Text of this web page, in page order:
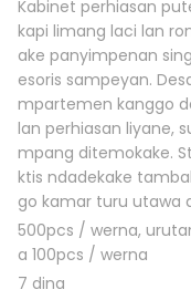
Kabinet perhiasan
kapi limang laci lan
ake panyimpenan
esoris sampeyan.
mpartemen kanggo
lan perhiasan liyane,
mpang ditemokake.
ktis ndadekake
go kamar turu utawa
500pcs / werna,
a 100pcs / werna
7 dina